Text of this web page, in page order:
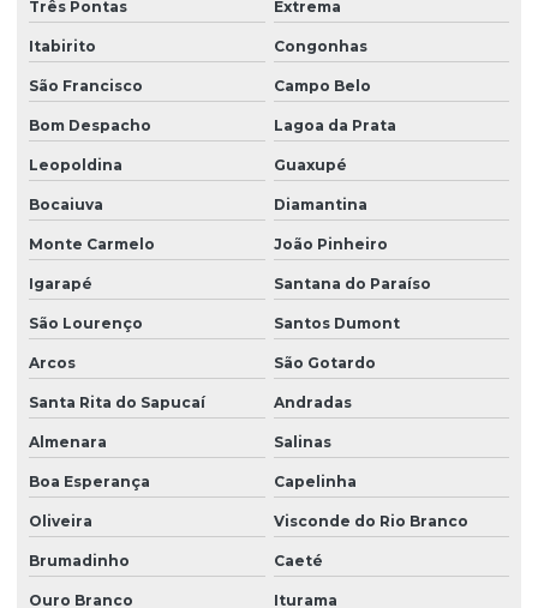
Três Pontas Extrema
Itabirito Congonhas
São Francisco Campo Belo
Bom Despacho Lagoa da Prata
Leopoldina Guaxupé
Bocaiuva Diamantina
Monte Carmelo João Pinheiro
Igarapé Santana do Paraíso
São Lourenço Santos Dumont
Arcos São Gotardo
Santa Rita do Sapucaí Andradas
Almenara Salinas
Boa Esperança Capelinha
Oliveira Visconde do Rio Branco
Brumadinho Caeté
Ouro Branco Iturama